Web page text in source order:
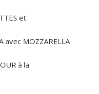
et
avec MOZZARELLA
à la